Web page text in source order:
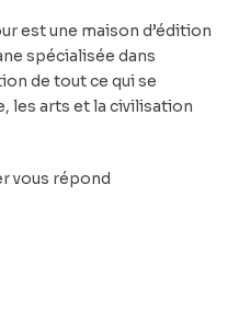
est une maison d’édition
spécialisée dans
de tout ce qui se
les arts et la civilisation
vous répond